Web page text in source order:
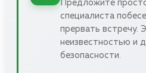
Предложите
специалиста
прервать встречу.
неизвестностью и
безопасности.